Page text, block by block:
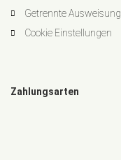
Getrennte
Cookie Einstellungen
Zahlungsarten